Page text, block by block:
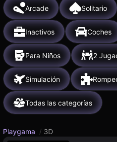
Arcade Solitario
Inactivos Coches
Para Niños 2
Simulación
Todas las categorías
Playgama / 3D